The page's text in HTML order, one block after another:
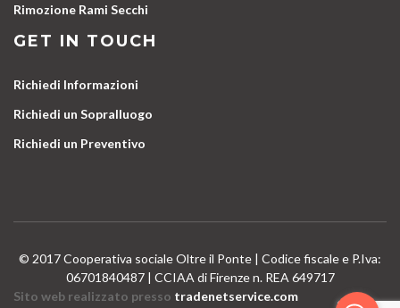
Rimozione Rami Secchi
GET IN TOUCH
Richiedi Informazioni
Richiedi un Sopralluogo
Richiedi un Preventivo
© 2017 Cooperativa sociale Oltre il Ponte | Codice fiscale e P.Iva:
06701840487 | CCIAA di Firenze n. REA 649717
Sito web realizzato presso tradenetservice.com